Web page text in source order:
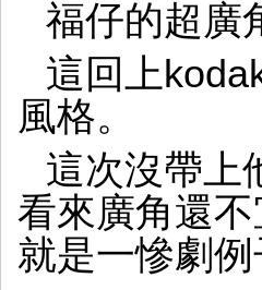
福仔的超廣
這回上
風格。
這次沒帶上
看來廣角還
就是一慘劇例